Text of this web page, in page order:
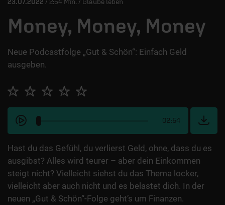
ÜBER UNS
Money, Money, Money
Neue Podcastfolge „Gut & Schön“: Einfach Geld
ausgeben.
02:54
Hast du das Gefühl, du verlierst Geld, ohne, dass du es
ausgibst? Alles wird teurer – aber dein Einkommen
steigt nicht? Vielleicht siehst du das Thema locker,
vielleicht aber auch nicht und es belastet dich. In der
neuen „Gut & Schön“-Folge geht’s um Finanzen.